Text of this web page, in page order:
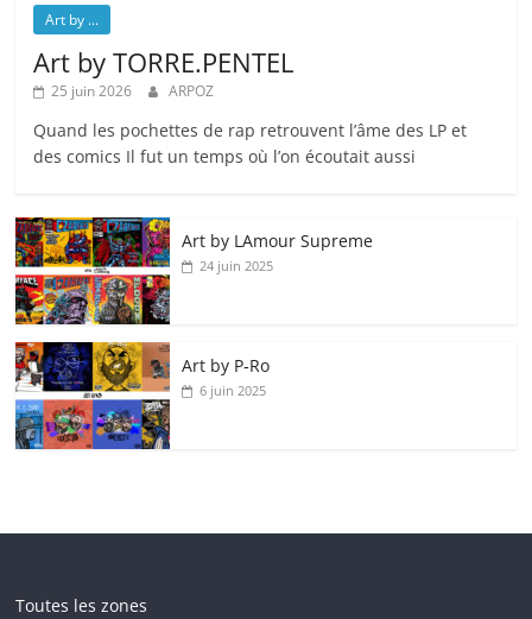
Art by ...
Art by TORRE.PENTEL
25 juin 2026 ARPOZ
Quand les pochettes de rap retrouvent l’âme des LP et
des comics Il fut un temps où l’on écoutait aussi
Art by LAmour Supreme
24 juin 2025
Art by P‑Ro
6 juin 2025
Toutes les zones